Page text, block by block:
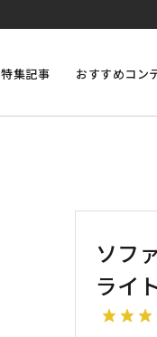
特集記事 おすすめコン
ソフ
ライ